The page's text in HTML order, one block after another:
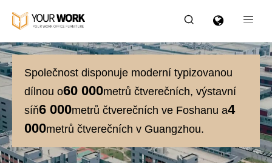
 
Společnost disponuje moderní typizovanou
dílnou o60 000metrů čtverečních, výstavní
síň6 000metrů čtverečních ve Foshanu a4
000metrů čtverečních v Guangzhou.